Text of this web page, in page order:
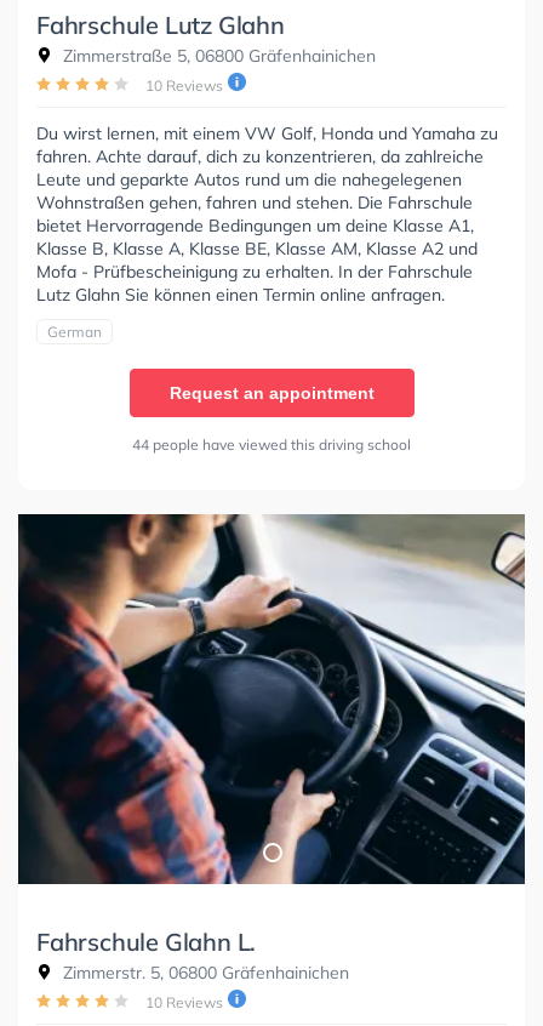
Fahrschule Lutz Glahn
Zimmerstraße 5, 06800 Gräfenhainichen
10 Reviews
Du wirst lernen, mit einem VW Golf, Honda und Yamaha zu
fahren. Achte darauf, dich zu konzentrieren, da zahlreiche
Leute und geparkte Autos rund um die nahegelegenen
Wohnstraßen gehen, fahren und stehen. Die Fahrschule
bietet Hervorragende Bedingungen um deine Klasse A1,
Klasse B, Klasse A, Klasse BE, Klasse AM, Klasse A2 und
Mofa - Prüfbescheinigung zu erhalten. In der Fahrschule
Lutz Glahn Sie können einen Termin online anfragen.
German
Request an appointment
44 people have viewed this driving school
Fahrschule Glahn L.
Zimmerstr. 5, 06800 Gräfenhainichen
10 Reviews